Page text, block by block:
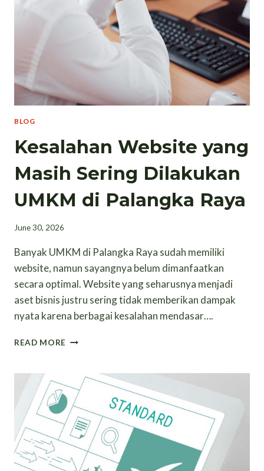
BLOG
Kesalahan Website yang
Masih Sering Dilakukan
UMKM di Palangka Raya
June 30, 2026
Banyak UMKM di Palangka Raya sudah memiliki
website, namun sayangnya belum dimanfaatkan
secara optimal. Website yang seharusnya menjadi
aset bisnis justru sering tidak memberikan dampak
nyata karena berbagai kesalahan mendasar….
READ MORE KESALAHAN
MASIH
SERING
DILAKUKAN
UMKM
DI
PALANGKA
RAYA